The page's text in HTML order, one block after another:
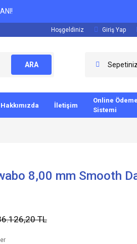
Hoşgeldiniz Giriş Yap
ARA Sepetiniz
Hakkımızda İletişim
Online Ödeme
Sistemi
8,00 mm Smooth
TL